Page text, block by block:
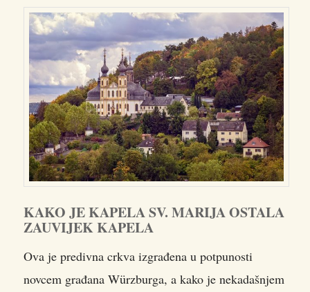
KAKO JE KAPELA SV. MARIJA OSTALA
ZAUVIJEK KAPELA
Ova je predivna crkva izgrađena u potpunosti
novcem građana Würzburga, a kako je nekadašnjem